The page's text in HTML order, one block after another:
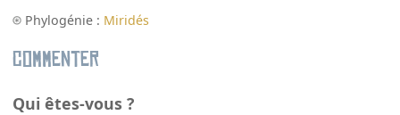
Phylogénie : Miridés
Commenter
Qui êtes-vous ?